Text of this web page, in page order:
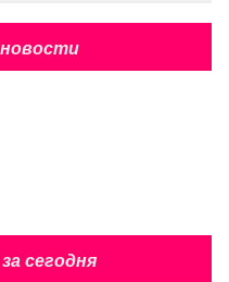
сегодня